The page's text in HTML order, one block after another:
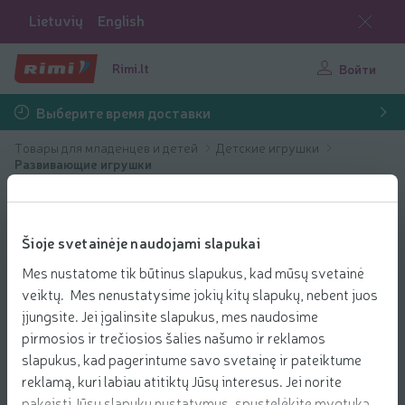
Šioje svetainėje naudojami slapukai
Mes nustatome tik būtinus slapukus, kad mūsų svetainė
veiktų. Mes nenustatysime jokių kitų slapukų, nebent juos
įjungsite. Jei įgalinsite slapukus, mes naudosime
pirmosios ir trečiosios šalies našumo ir reklamos
slapukus, kad pagerintume savo svetainę ir pateiktume
reklamą, kuri labiau atitiktų Jūsų interesus. Jei norite
Lietuvių English
Rimi.lt Войти
Выберите время доставки
Товары для младенцев и детей
Детские игрушки
Развивающие игрушки